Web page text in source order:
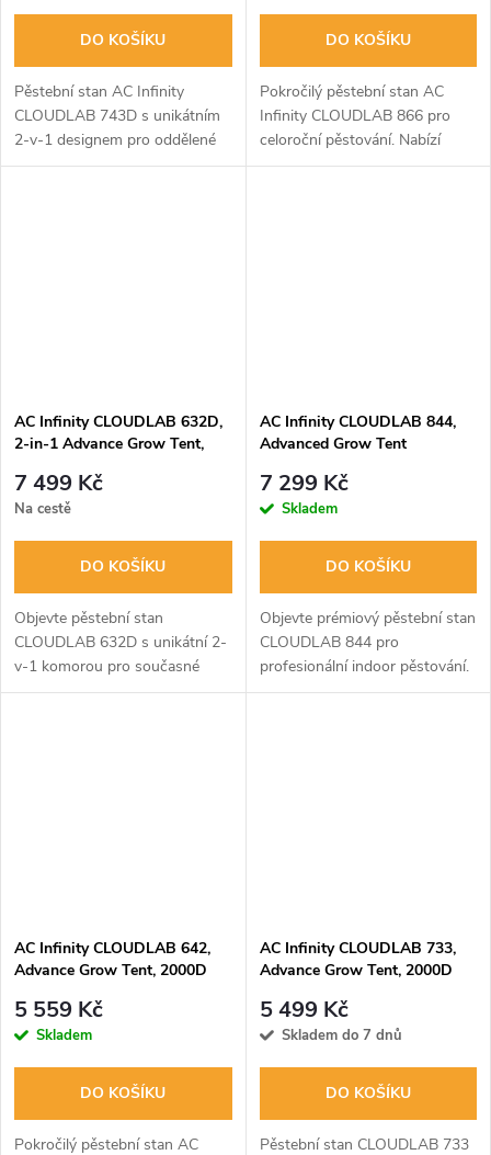
DO KOŠÍKU
Pěstební stan AC Infinity
CLOUDLAB 743D s unikátním
2-v-1 designem pro oddělené
pěstování sazenic a dospělých
DO KOŠÍKU
Pokročilý pěstební stan AC
Infinity CLOUDLAB 866 pro
celoroční pěstování. Nabízí
robustní konstrukci s ocelovými
AC Infinity CLOUDLAB 632D,
2-in-1 Advance Grow Tent,
- 90x60x180cm
7 499 Kč
Na cestě
DO KOŠÍKU
Objevte pěstební stan
CLOUDLAB 632D s unikátní 2-
v-1 komorou pro současné
pěstování sazenic a dospělých
AC Infinity CLOUDLAB 844,
Advanced Grow Tent
Oxford Canvas Fabric, Large
Viewing Window with Zipper
7 299 Kč
Skladem
DO KOŠÍKU
Objevte prémiový pěstební stan
CLOUDLAB 844 pro
profesionální indoor pěstování.
Vyroben z extrémně odolného
AC Infinity CLOUDLAB 642,
Advance Grow Tent, 2000D
120x60x180cm
5 559 Kč
Skladem
DO KOŠÍKU
Pokročilý pěstební stan AC
AC Infinity CLOUDLAB 733,
Advance Grow Tent, 2000D
90x90x180cm
5 499 Kč
Skladem do 7 dnů
DO KOŠÍKU
Pěstební stan CLOUDLAB 733